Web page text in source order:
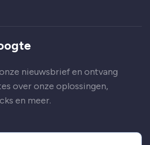
nieuwsbrief en ontvang
over onze oplossingen,
en meer.